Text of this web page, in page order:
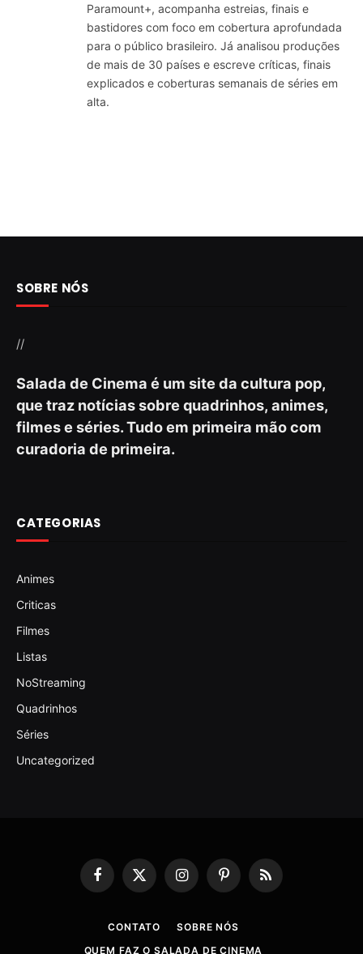
Paramount+, acompanha estreias, finais e
bastidores com foco em cobertura aprofundada
para o público brasileiro. Já analisou produções
de mais de 30 países e escreve críticas, finais
explicados e coberturas semanais de séries em
alta.
SOBRE NÓS
//
Salada de Cinema é um site da cultura pop,
que traz notícias sobre quadrinhos, animes,
filmes e séries. Tudo em primeira mão com
curadoria de primeira.
CATEGORIAS
Animes
Criticas
Filmes
Listas
NoStreaming
Quadrinhos
Séries
Uncategorized
Facebook
X
(Twitter)
InstagramPinterestRSS
CONTATO
SOBRE NÓS
QUEM FAZ O SALADA DE CINEMA